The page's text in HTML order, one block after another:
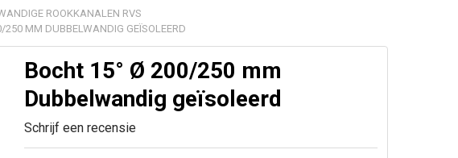
ROOKKANALEN RVS
250 MM DUBBELWANDIG GEÏSOLEERD
Bocht 15° Ø 200/250 mm
Dubbelwandig geïsoleerd
Schrijf een recensie